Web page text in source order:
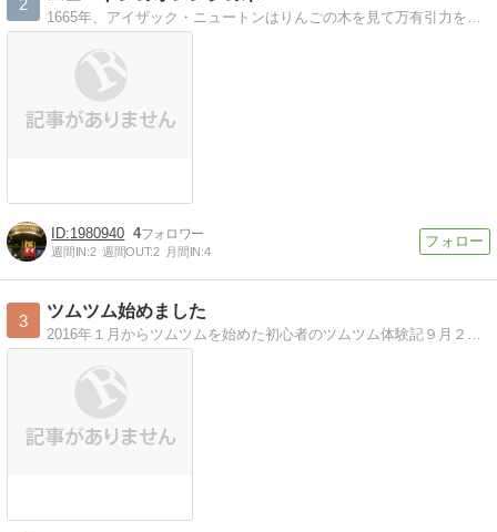
1980940 4
週間IN:2 週間OUT:2 月間IN:4
3
ツムツム始めました